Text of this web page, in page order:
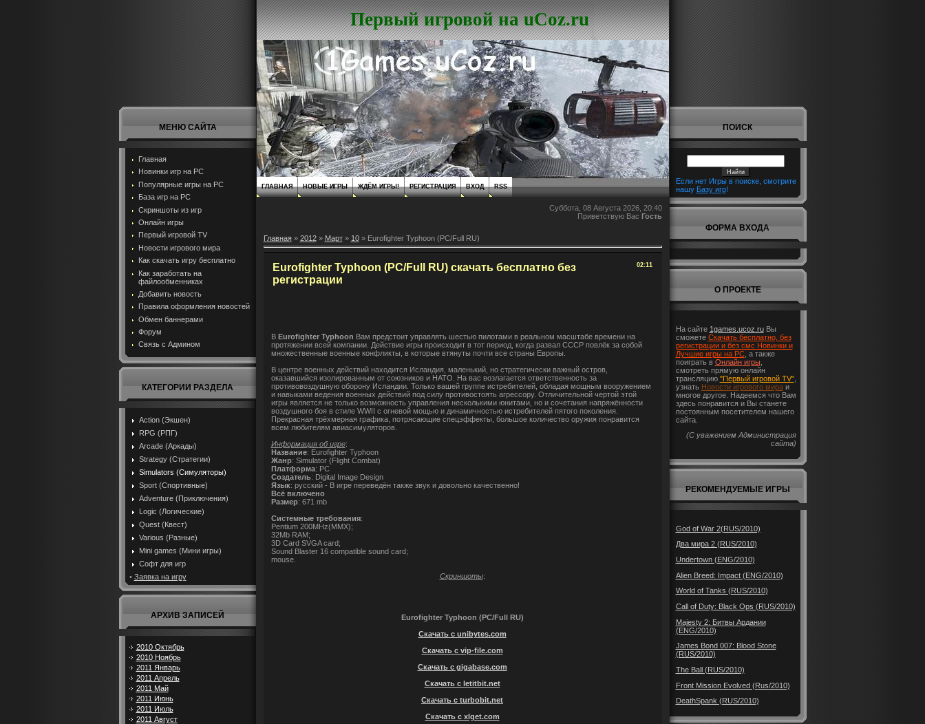
МЕНЮ САЙТА
Главная
Новинки игр на PC
Популярные игры на PC
База игр на РС
Скриншоты из игр
Онлайн игры
Первый игровой TV
Новости игрового мира
Как скачать игру бесплатно
Как заработать на
файлообменниках
Добавить новость
Правила оформления новостей
Обмен баннерами
Форум
Связь с Админом
КАТЕГОРИИ РАЗДЕЛА
Action (Экшен)
RPG (РПГ)
Arcade (Аркады)
Strategy (Стратегии)
Simulators (Симуляторы)
Sport (Спортивные)
Adventure (Приключения)
Logic (Логические)
Quest (Квест)
Various (Разные)
Mini games (Мини игры)
Софт для игр
• Заявка на игру
АРХИВ ЗАПИСЕЙ
2010 Октябрь
2010 Ноябрь
2011 Январь
2011 Апрель
2011 Май
2011 Июнь
2011 Июль
2011 Август
Первый игровой на uCoz.ru
ГЛАВНАЯ НОВЫЕ ИГРЫ ЖДЁМ ИГРЫ! РЕГИСТРАЦИЯ ВХОД RSS
Суббота, 08 Августа 2026, 20:40
Приветствую Вас Гость
Главная» 2012 » Март » 10» Eurofighter Typhoon (PC/Full RU)
02:11
Eurofighter Typhoon (PC/Full RU) скачать бесплатно без
регистрации
В Eurofighter Typhoon Вам предстоит управлять шестью пилотами в реальном масштабе времени на
протяжении всей компании. Действие игры происходит в тот период, когда развал СССР повлёк за собой
множественные военные конфликты, в которые втянуты почти все страны Европы.
В центре военных действий находится Исландия, маленький, но стратегически важный остров,
оказавшийся изолированным от союзников и НАТО. На вас возлагается ответственность за
противовоздушную оборону Исландии. Только вашей группе истребителей, обладая мощным вооружением
и навыками ведения военных действий под силу противостоять агрессору. Отличительной чертой этой
игры является не только возможность управления несколькими юнитами, но и сочетания напряжённости
воздушного боя в стиле WWII с огневой мощью и динамичностью истребителей пятого поколения.
Прекрасная трёхмерная графика, потрясающие спецэффекты, большое количество оружия понравится
всем любителям авиасимуляторов.
Информация об игре:
Название: Eurofighter Typhoon
Жанр: Simulator (Flight Combat)
Платформа: PC
Создатель: Digital Image Design
Язык: русский - В игре переведён также звук и довольно качественно!
Всё включено
Размер: 671 mb
Cистемные требования:
Pentium 200MHz(MMX);
32Mb RAM;
3D Card SVGA card;
Sound Blaster 16 compatible sound card;
mouse.
Скриншоты:
Eurofighter Typhoon (PC/Full RU)
Скачать с unibytes.com
Скачать с vip-file.com
Скачать с gigabase.com
Скачать с letitbit.net
Скачать с turbobit.net
Скачать с xlget.com
ПОИСК
Если нет Игры в поиске, смотрите
нашу Базу игр!
ФОРМА ВХОДА
О ПРОЕКТЕ
На сайте 1games.ucoz.ruВы
сможете Скачать бесплатно, без
регистрации и без смс Новинки и
Лучшие игры на PC, а также
поиграть в Онлайн игры,
смотреть прямую онлайн
трансляцию "Первый игровой TV",
узнать Новости игрового мираи
многое другое. Надеемся что Вам
здесь понравится и Вы станете
постоянным посетителем нашего
сайта.
(С уважением Администрация
сайта)
РЕКОМЕНДУЕМЫЕ ИГРЫ
God of War 2(RUS/2010)
Два мира 2 (RUS/2010)
Undertown (ENG/2010)
Alien Breed: Impact (ENG/2010)
World of Tanks (RUS/2010)
Call of Duty: Black Ops (RUS/2010)
Majesty 2: Битвы Ардании
(ENG/2010)
James Bond 007: Blood Stone
(RUS/2010)
The Ball (RUS/2010)
Front Mission Evolved (Rus/2010)
DeathSpank (RUS/2010)